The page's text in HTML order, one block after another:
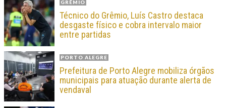
GRÊMIO
Técnico do Grêmio, Luís Castro destaca
desgaste físico e cobra intervalo maior
entre partidas
PORTO ALEGRE
Prefeitura de Porto Alegre mobiliza órgãos
municipais para atuação durante alerta de
vendaval